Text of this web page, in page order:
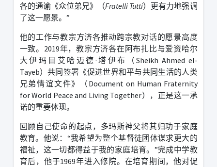
各的通谕《众位弟兄》（Fratelli Tutti）更有力地强调
了这一愿景。 ”
他的工作与教宗方济各推动跨宗教对话的愿景高度
一致。 2019年，教宗方济各在阿布扎比与爱资哈尔
大伊玛目艾哈迈德 · 塔伊布（Sheikh Ahmed el-
Tayeb）共同签署《促进世界和平与共同生活的人类
兄弟情谊文件》（ Document on Human Fraternity
for World Peace and Living Together），正是这一承
诺的重要体现。
回顾自己使命的起点，多玛斯神父将其归功于家庭
教育。他说： “我希望为整个基督徒团体谋求更大的
福祉，这一切都得益于我的家庭培育。 ”完成中学教
育后，他于1969年进入修院。在培育期间，他对促